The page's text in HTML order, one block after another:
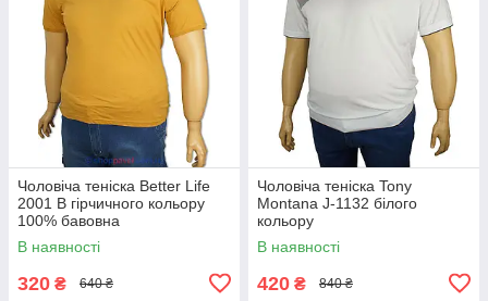
Чоловіча теніска Better Life
2001 B гірчичного кольору
100% бавовна
В наявності
320 ₴ 640 ₴
Чоловіча теніска Tony
Montana J-1132 білого
кольору
В наявності
420 ₴ 840 ₴